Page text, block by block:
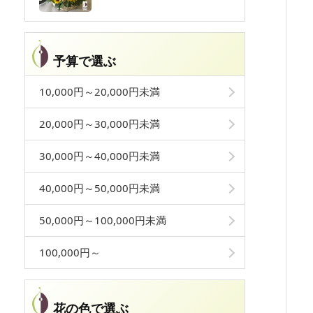
予算で選ぶ
10,000円～20,000円未満
20,000円～30,000円未満
30,000円～40,000円未満
40,000円～50,000円未満
50,000円～100,000円未満
100,000円～
花の色で選ぶ